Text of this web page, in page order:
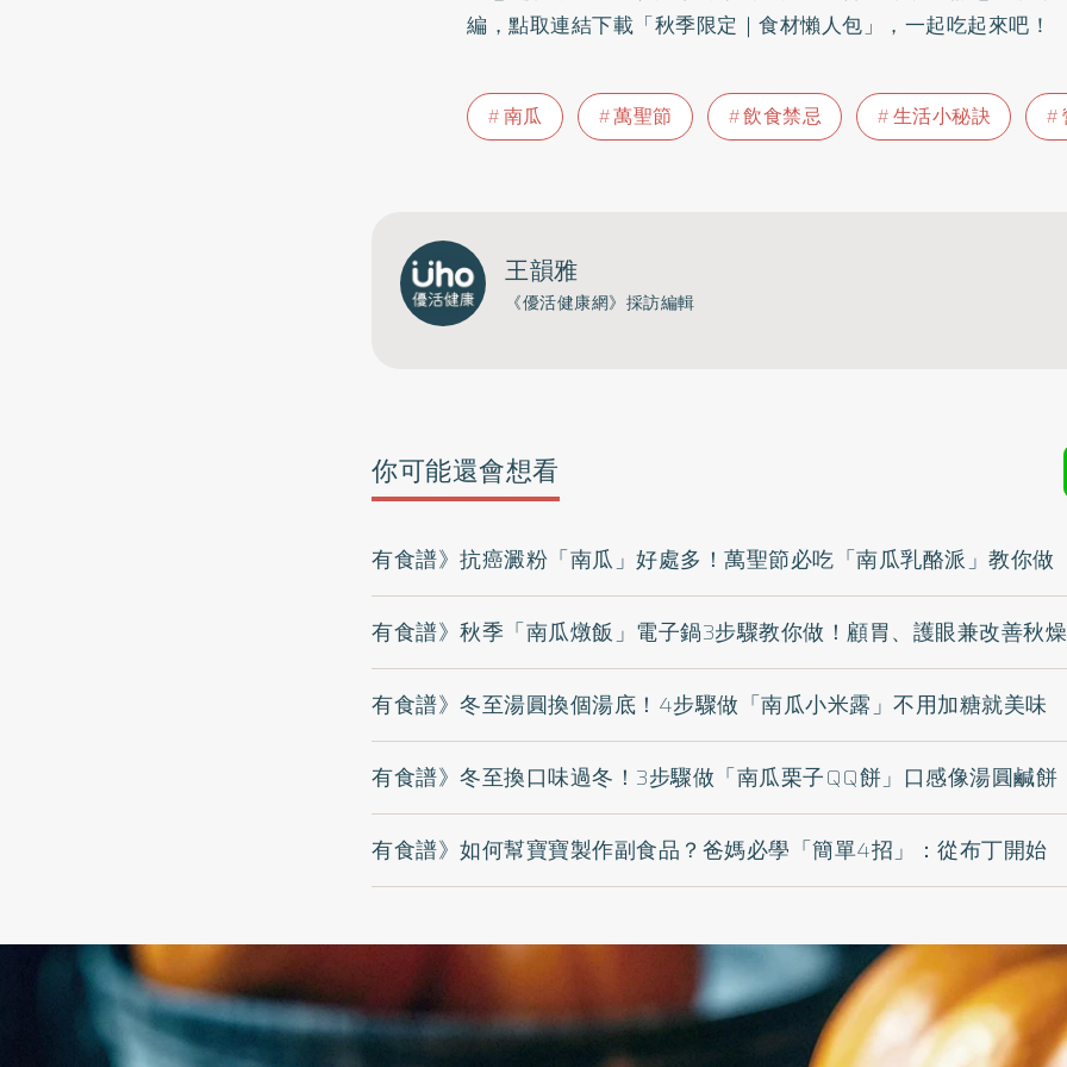
編，點取連結下載「秋季限定｜食材懶人包」，一起吃起來吧！
南瓜 萬聖節 飲食禁忌 生活小秘訣
王韻雅
《優活健康網》採訪編輯
你可能還會想看
有食譜》抗癌澱粉「南瓜」好處多！萬聖節必吃「南瓜乳酪派」教你做
有食譜》秋季「南瓜燉飯」電子鍋3步驟教你做！顧胃、護眼兼改善秋燥
有食譜》冬至湯圓換個湯底！4步驟做「南瓜小米露」不用加糖就美味
有食譜》冬至換口味過冬！3步驟做「南瓜栗子QQ餅」口感像湯圓鹹餅
有食譜》如何幫寶寶製作副食品？爸媽必學「簡單4招」：從布丁開始